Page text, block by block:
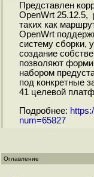
Представлен
OpenWrt 25.12.5,
таких как
OpenWrt
систему сборки,
создание
позволяют
набором
под конкретные
41 целевой
Подробнее:
num=65827
Оглавление